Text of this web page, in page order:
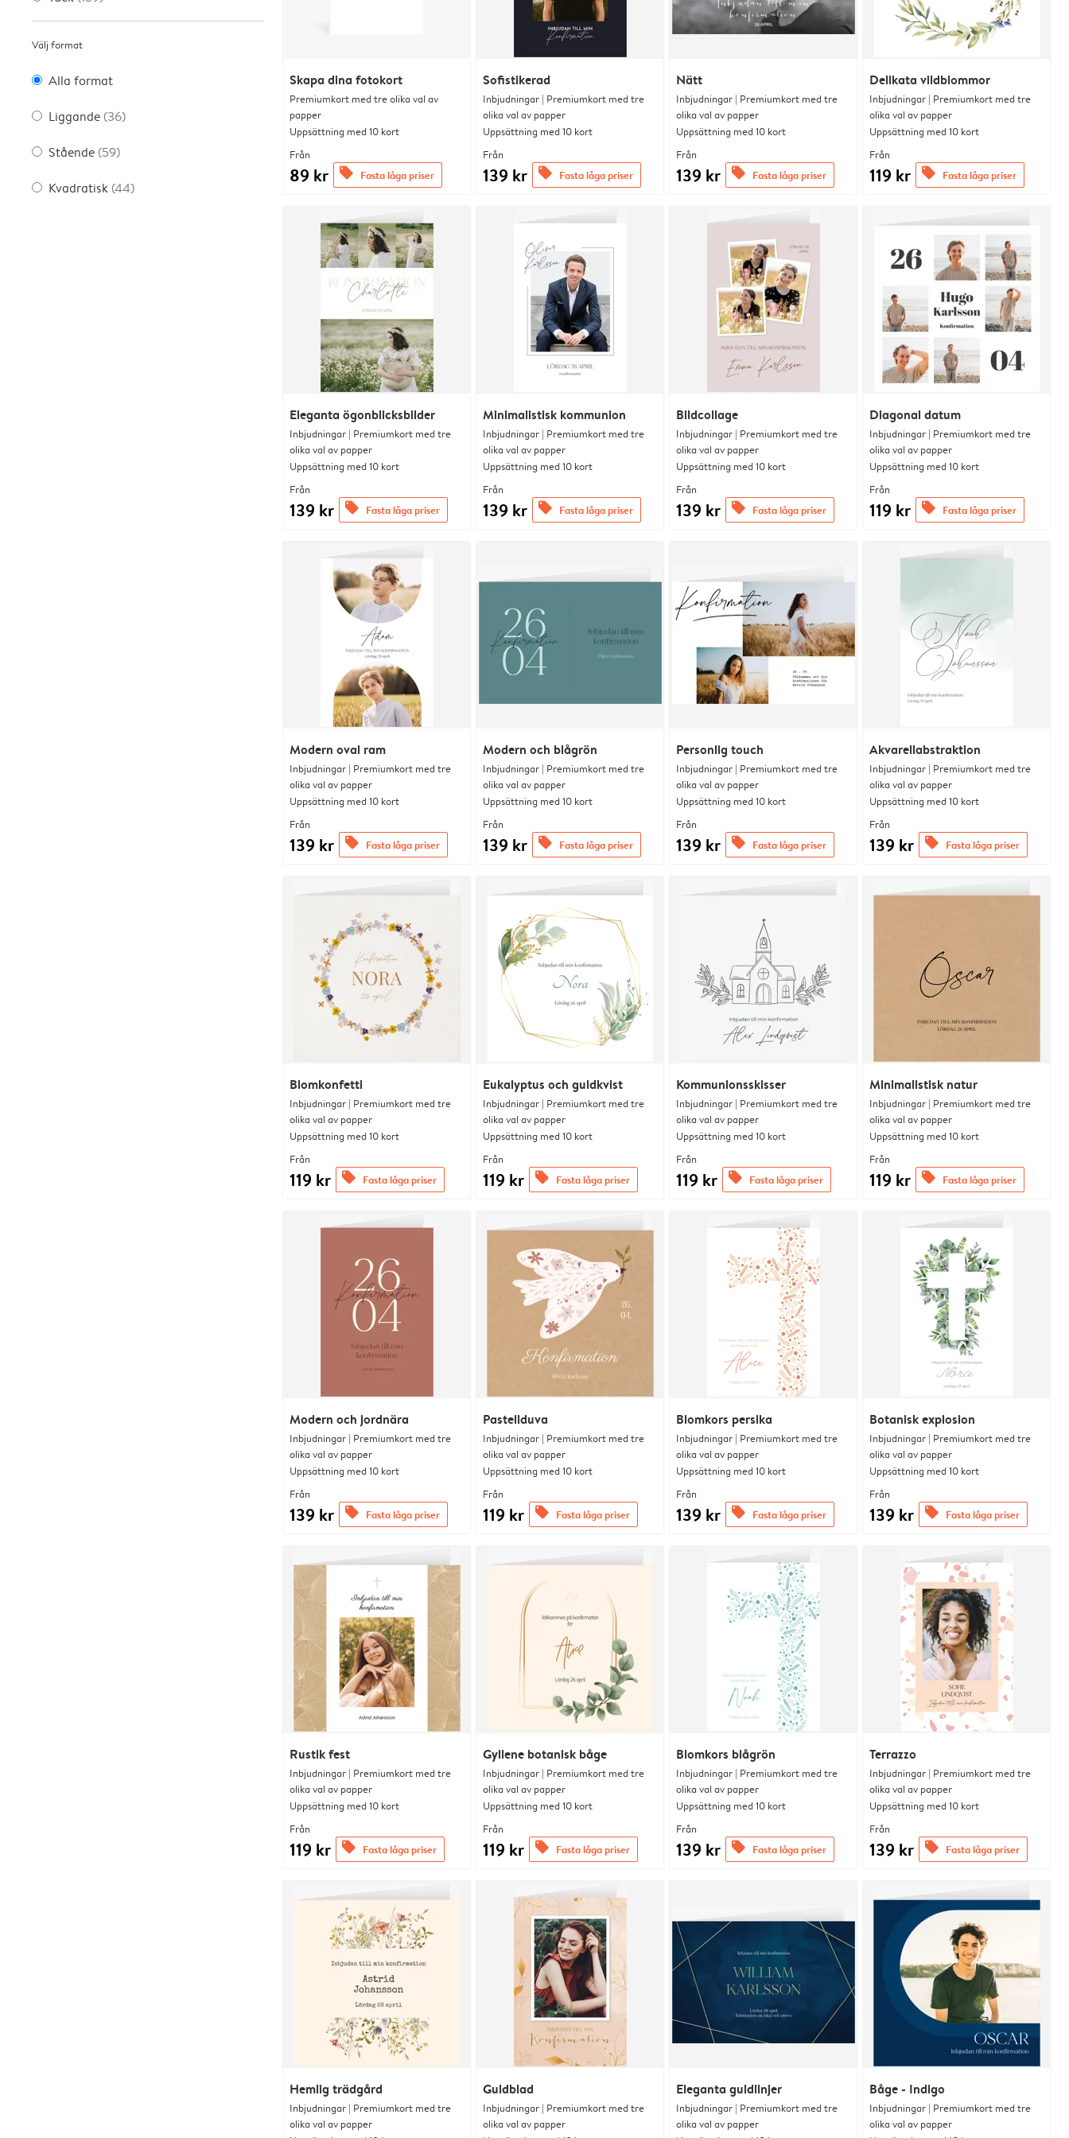
Välj format
Alla format
Liggande (36)
Stående (59)
Kvadratisk (44)
Skapa dina fotokort
Premiumkort med tre olika val av
papper
Uppsättning med 10 kort
Från
89 kr offers Fasta låga priser
Sofistikerad
Inbjudningar | Premiumkort med tre
olika val av papper
Uppsättning med 10 kort
Från
139 kr offers Fasta låga priser
Nätt
Inbjudningar | Premiumkort med tre
olika val av papper
Uppsättning med 10 kort
Från
139 kr offers Fasta låga priser
Delikata vildblommor
Inbjudningar | Premiumkort med tre
olika val av papper
Uppsättning med 10 kort
Från
119 kr offers Fasta låga priser
Eleganta ögonblicksbilder
Inbjudningar | Premiumkort med tre
olika val av papper
Uppsättning med 10 kort
Från
139 kr offers Fasta låga priser
Minimalistisk kommunion
Inbjudningar | Premiumkort med tre
olika val av papper
Uppsättning med 10 kort
Från
139 kr offers Fasta låga priser
Bildcollage
Inbjudningar | Premiumkort med tre
olika val av papper
Uppsättning med 10 kort
Från
139 kr offers Fasta låga priser
Diagonal datum
Inbjudningar | Premiumkort med tre
olika val av papper
Uppsättning med 10 kort
Från
119 kr offers Fasta låga priser
Modern oval ram
Inbjudningar | Premiumkort med tre
olika val av papper
Uppsättning med 10 kort
Från
139 kr offers Fasta låga priser
Modern och blågrön
Inbjudningar | Premiumkort med tre
olika val av papper
Uppsättning med 10 kort
Från
139 kr offers Fasta låga priser
Personlig touch
Inbjudningar | Premiumkort med tre
olika val av papper
Uppsättning med 10 kort
Från
139 kr offers Fasta låga priser
Akvarellabstraktion
Inbjudningar | Premiumkort med tre
olika val av papper
Uppsättning med 10 kort
Från
139 kr offers Fasta låga priser
Blomkonfetti
Inbjudningar | Premiumkort med tre
olika val av papper
Uppsättning med 10 kort
Från
119 kr offers Fasta låga priser
Eukalyptus och guldkvist
Inbjudningar | Premiumkort med tre
olika val av papper
Uppsättning med 10 kort
Från
119 kr offers Fasta låga priser
Kommunionsskisser
Inbjudningar | Premiumkort med tre
olika val av papper
Uppsättning med 10 kort
Från
119 kr offers Fasta låga priser
Minimalistisk natur
Inbjudningar | Premiumkort med tre
olika val av papper
Uppsättning med 10 kort
Från
119 kr offers Fasta låga priser
Modern och jordnära
Inbjudningar | Premiumkort med tre
olika val av papper
Uppsättning med 10 kort
Från
139 kr offers Fasta låga priser
Pastellduva
Inbjudningar | Premiumkort med tre
olika val av papper
Uppsättning med 10 kort
Från
119 kr offers Fasta låga priser
Blomkors persika
Inbjudningar | Premiumkort med tre
olika val av papper
Uppsättning med 10 kort
Från
139 kr offers Fasta låga priser
Botanisk explosion
Inbjudningar | Premiumkort med tre
olika val av papper
Uppsättning med 10 kort
Från
139 kr offers Fasta låga priser
Rustik fest
Inbjudningar | Premiumkort med tre
olika val av papper
Uppsättning med 10 kort
Från
119 kr offers Fasta låga priser
Gyllene botanisk båge
Inbjudningar | Premiumkort med tre
olika val av papper
Uppsättning med 10 kort
Från
119 kr offers Fasta låga priser
Blomkors blågrön
Inbjudningar | Premiumkort med tre
olika val av papper
Uppsättning med 10 kort
Från
139 kr offers Fasta låga priser
Terrazzo
Inbjudningar | Premiumkort med tre
olika val av papper
Uppsättning med 10 kort
Från
139 kr offers Fasta låga priser
Hemlig trädgård
Inbjudningar | Premiumkort med tre
olika val av papper
Guldblad
Inbjudningar | Premiumkort med tre
olika val av papper
Eleganta guldlinjer
Inbjudningar | Premiumkort med tre
olika val av papper
Båge - Indigo
Inbjudningar | Premiumkort med tre
olika val av papper